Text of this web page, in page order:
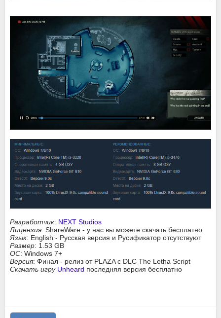
Разработчик: NEXT Studios
Лицензия: ShareWare - у нас вы можете скачать бесплатно
Язык: English - Русская версия и Русификатор отсутствуют
Размер: 1.53 GB
ОС: Windows 7+
Версия: Финал - релиз от PLAZA с DLC The Letha Script
Скачать игру Unheard последняя версия бесплатно